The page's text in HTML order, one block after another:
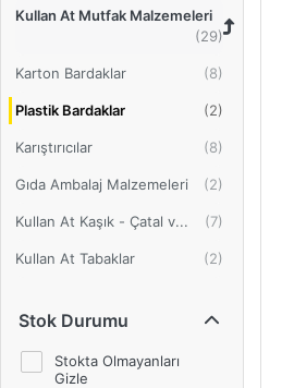
Kullan At Mutfak Malzemeleri
Karton Bardaklar
Plastik Bardaklar
Karıştırıcılar
Gıda Ambalaj Malzemeleri
Kullan At Kaşık - Çatal v...
Kullan At Tabaklar
Stok Durumu
Stokta Olmayanları
Gizle